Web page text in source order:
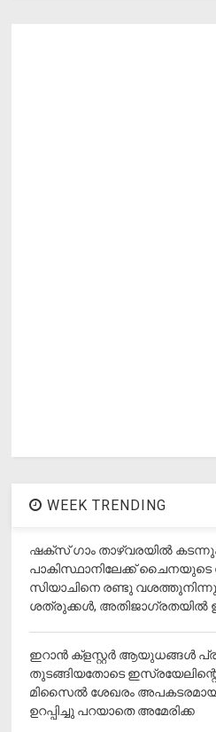
WEEK TRENDING
ഷക്സ് ​ഗാം താഴ്‌വരയിൽ
പാകിസ്ഥാനിലേക്ക് ചൈനയുടെ
സിയാചിനെ രണ്ടു
ശത്രുക്കൾ, അതിജാ​ഗ്രതയിൽ
ഇറാന്‍ ക്‌ളസ്റ്റര്‍ ആയുധങ്ങള്‍
തുടങ്ങിയതോടെ
മിസൈല്‍ ശേഖരം
ഉറപ്പിച്ചു പറയാതെ അമേരിക്ക